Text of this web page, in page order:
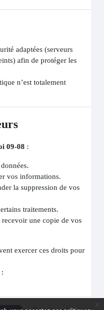
adaptées (serveurs
afin de protéger les
n’est totalement
09-08 :
vos informations.
la suppression de vos
traitements.
une copie de vos
exercer ces droits pour